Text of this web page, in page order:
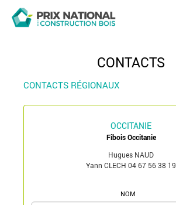
CONTACTS
CONTACTS RÉGIONAUX
OCCITANIE
Fibois Occitanie
Hugues NAUD
Yann CLECH 04 67 56 38 19
NOM